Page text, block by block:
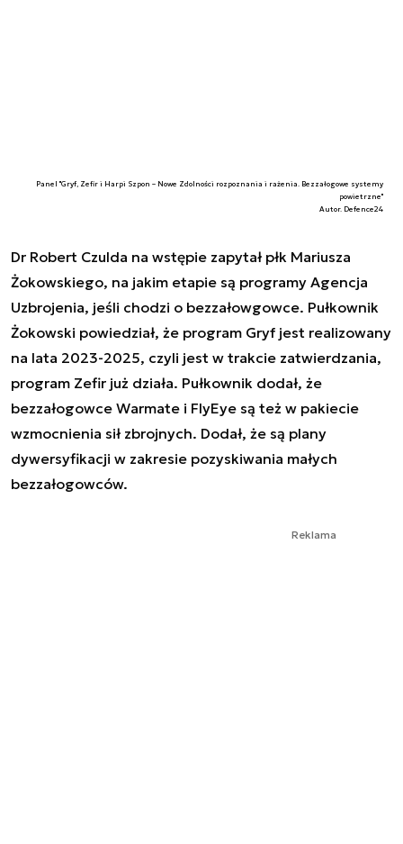
Panel "Gryf, Zefir i Harpi Szpon – Nowe Zdolności rozpoznania i rażenia. Bezzałogowe systemy
powietrzne"
Autor. Defence24
Dr Robert Czulda na wstępie zapytał płk Mariusza
Żokowskiego, na jakim etapie są programy Agencja
Uzbrojenia, jeśli chodzi o bezzałowgowce. Pułkownik
Żokowski powiedział, że program Gryf jest realizowany
na lata 2023-2025, czyli jest w trakcie zatwierdzania,
program Zefir już działa. Pułkownik dodał, że
bezzałogowce Warmate i FlyEye są też w pakiecie
wzmocnienia sił zbrojnych. Dodał, że są plany
dywersyfikacji w zakresie pozyskiwania małych
bezzałogowców.
Reklama